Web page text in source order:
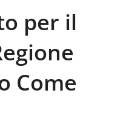
per il
Come